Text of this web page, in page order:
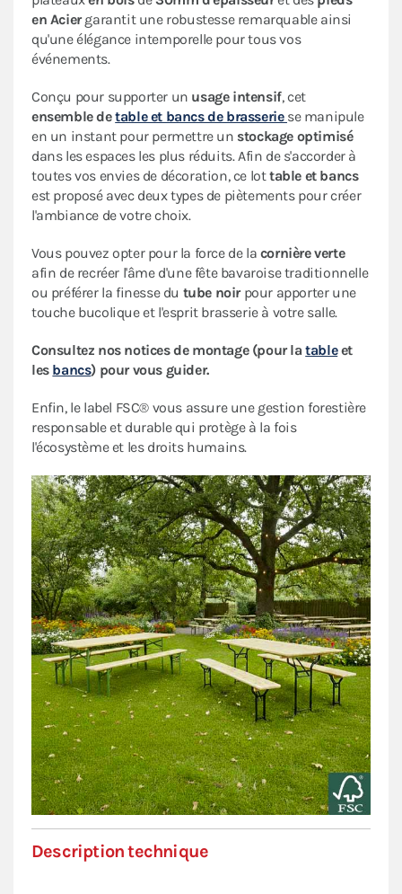
en Aciergarantit une robustesse remarquable ainsi
qu'une élégance intemporelle pour tous vos
événements.
Conçu pour supporter un usage intensif, cet
ensemble detable et bancs de brasserie se manipule
en un instant pour permettre un stockage optimisé
dans les espaces les plus réduits. Afin de s'accorder à
toutes vos envies de décoration, ce lottable et bancs
est proposé avec deux types de piètements pour créer
l'ambiance de votre choix.
Vous pouvez opter pour la force de la cornière verte
afin de recréer l'âme d'une fête bavaroise traditionnelle
ou préférer la finesse du tube noirpour apporter une
touche bucolique et l'esprit brasserie à votre salle.
Consultez nos notices de montage (pour latableet
les bancs) pour vous guider.
Enfin, le label FSC® vous assure une gestion forestière
responsable et durable qui protège à la fois
l'écosystème et les droits humains.
Description technique